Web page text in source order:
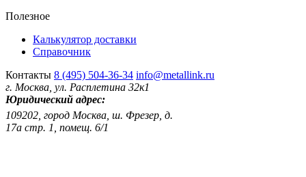
Полезное
Калькулятор доставки
Справочник
Контакты 8 (495) 504-36-34 info@metallink.ru
г. Москва, ул. Расплетина 32к1
Юридический адрес:
109202, город Москва, ш. Фрезер, д.
17а стр. 1, помещ. 6/1